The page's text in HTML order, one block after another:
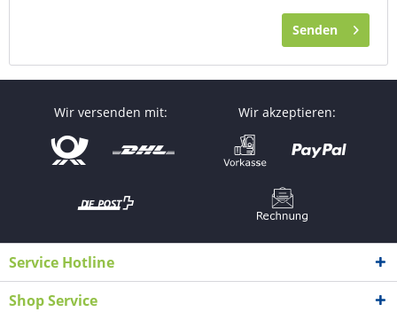
Senden
Wir versenden mit: Wir akzeptieren:
Service Hotline
Shop Service